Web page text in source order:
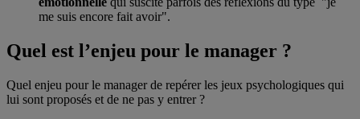
me suis encore fait avoir".
Quel est l’enjeu pour le manager ?
Quel enjeu pour le manager de repérer les jeux psychologiques qui
lui sont proposés et de ne pas y entrer ?